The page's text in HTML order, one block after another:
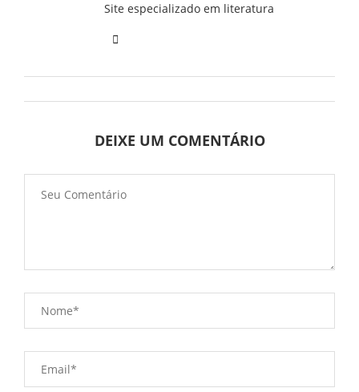
Site especializado em literatura
DEIXE UM COMENTÁRIO